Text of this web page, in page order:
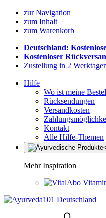
zur Navigation
zum Inhalt
zum Warenkorb
Deutschland:
Kostenloser
Zustellung in 2
Hilfe
Wo ist meine
Rücksendungen
Versandkosten
Kontakt
Alle Hilfe-Themen
Mehr Inspiration